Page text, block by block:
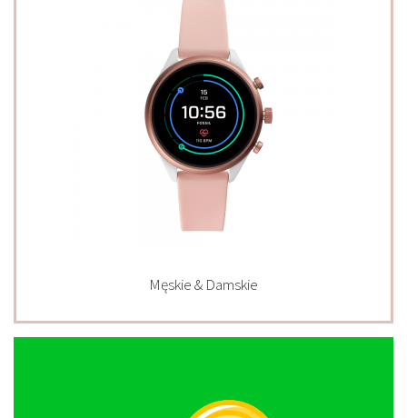
Męskie & Damskie